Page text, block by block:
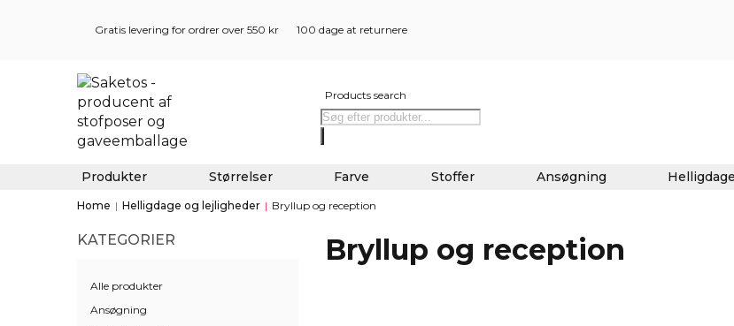
Gratis levering for ordrer over 550 kr 100 dage at returnere
Products search
Produkter Størrelser Farve Stoffer Ansøgning
Home | Helligdage og lejligheder | Bryllup og reception
KATEGORIER
Alle produkter
Ansøgning
Bryllup og reception